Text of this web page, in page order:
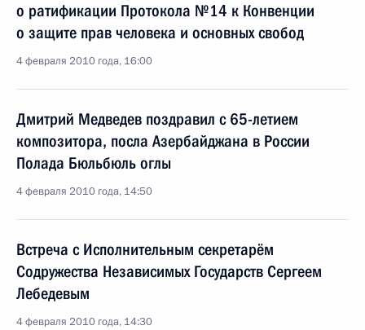
о ратификации Протокола №14 к Конвенции
о защите прав человека и основных свобод
4 февраля 2010 года, 16:00
Дмитрий Медведев поздравил с 65-летием
композитора, посла Азербайджана в России
Полада Бюльбюль оглы
4 февраля 2010 года, 14:50
Встреча с Исполнительным секретарём
Содружества Независимых Государств Сергеем
Лебедевым
4 февраля 2010 года, 14:30